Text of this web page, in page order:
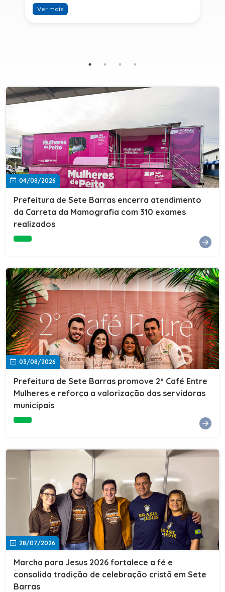
realizou, no...
Ver mais
04/08/2026
Prefeitura de Sete Barras encerra atendimento
da Carreta da Mamografia com 310 exames
realizados
03/08/2026
Prefeitura de Sete Barras promove 2º Café Entre
Mulheres e reforça a valorização das servidoras
municipais
28/07/2026
Marcha para Jesus 2026 fortalece a fé e
consolida tradição de celebração cristã em Sete
Barras